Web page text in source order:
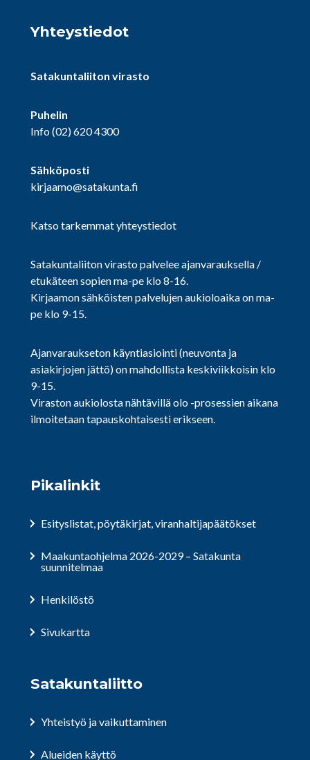
Yhteystiedot
Satakuntaliiton virasto
Puhelin
Info(02) 620 4300
Sähköposti
kirjaamo@satakunta.fi
Katso tarkemmat yhteystiedot
Satakuntaliiton virasto palvelee ajanvarauksella /
etukäteen sopien ma-pe klo 8-16.
Kirjaamon sähköisten palvelujen aukioloaika on ma-
pe klo 9-15.
Ajanvaraukseton käyntiasiointi (neuvonta ja
asiakirjojen jättö) on mahdollista keskiviikkoisin klo
9-15.
Viraston aukiolosta nähtävillä olo -prosessien aikana
ilmoitetaan tapauskohtaisesti erikseen.
Pikalinkit
Esityslistat, pöytäkirjat, viranhaltijapäätökset
Maakuntaohjelma 2026-2029 – Satakunta
suunnitelmaa
Henkilöstö
Sivukartta
Satakuntaliitto
Yhteistyö ja vaikuttaminen
Alueiden käyttö